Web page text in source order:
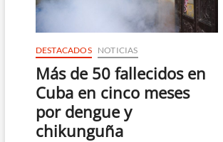
DESTACADOS NOTICIAS
Más de 50 fallecidos en
Cuba en cinco meses
por dengue y
chikunguña